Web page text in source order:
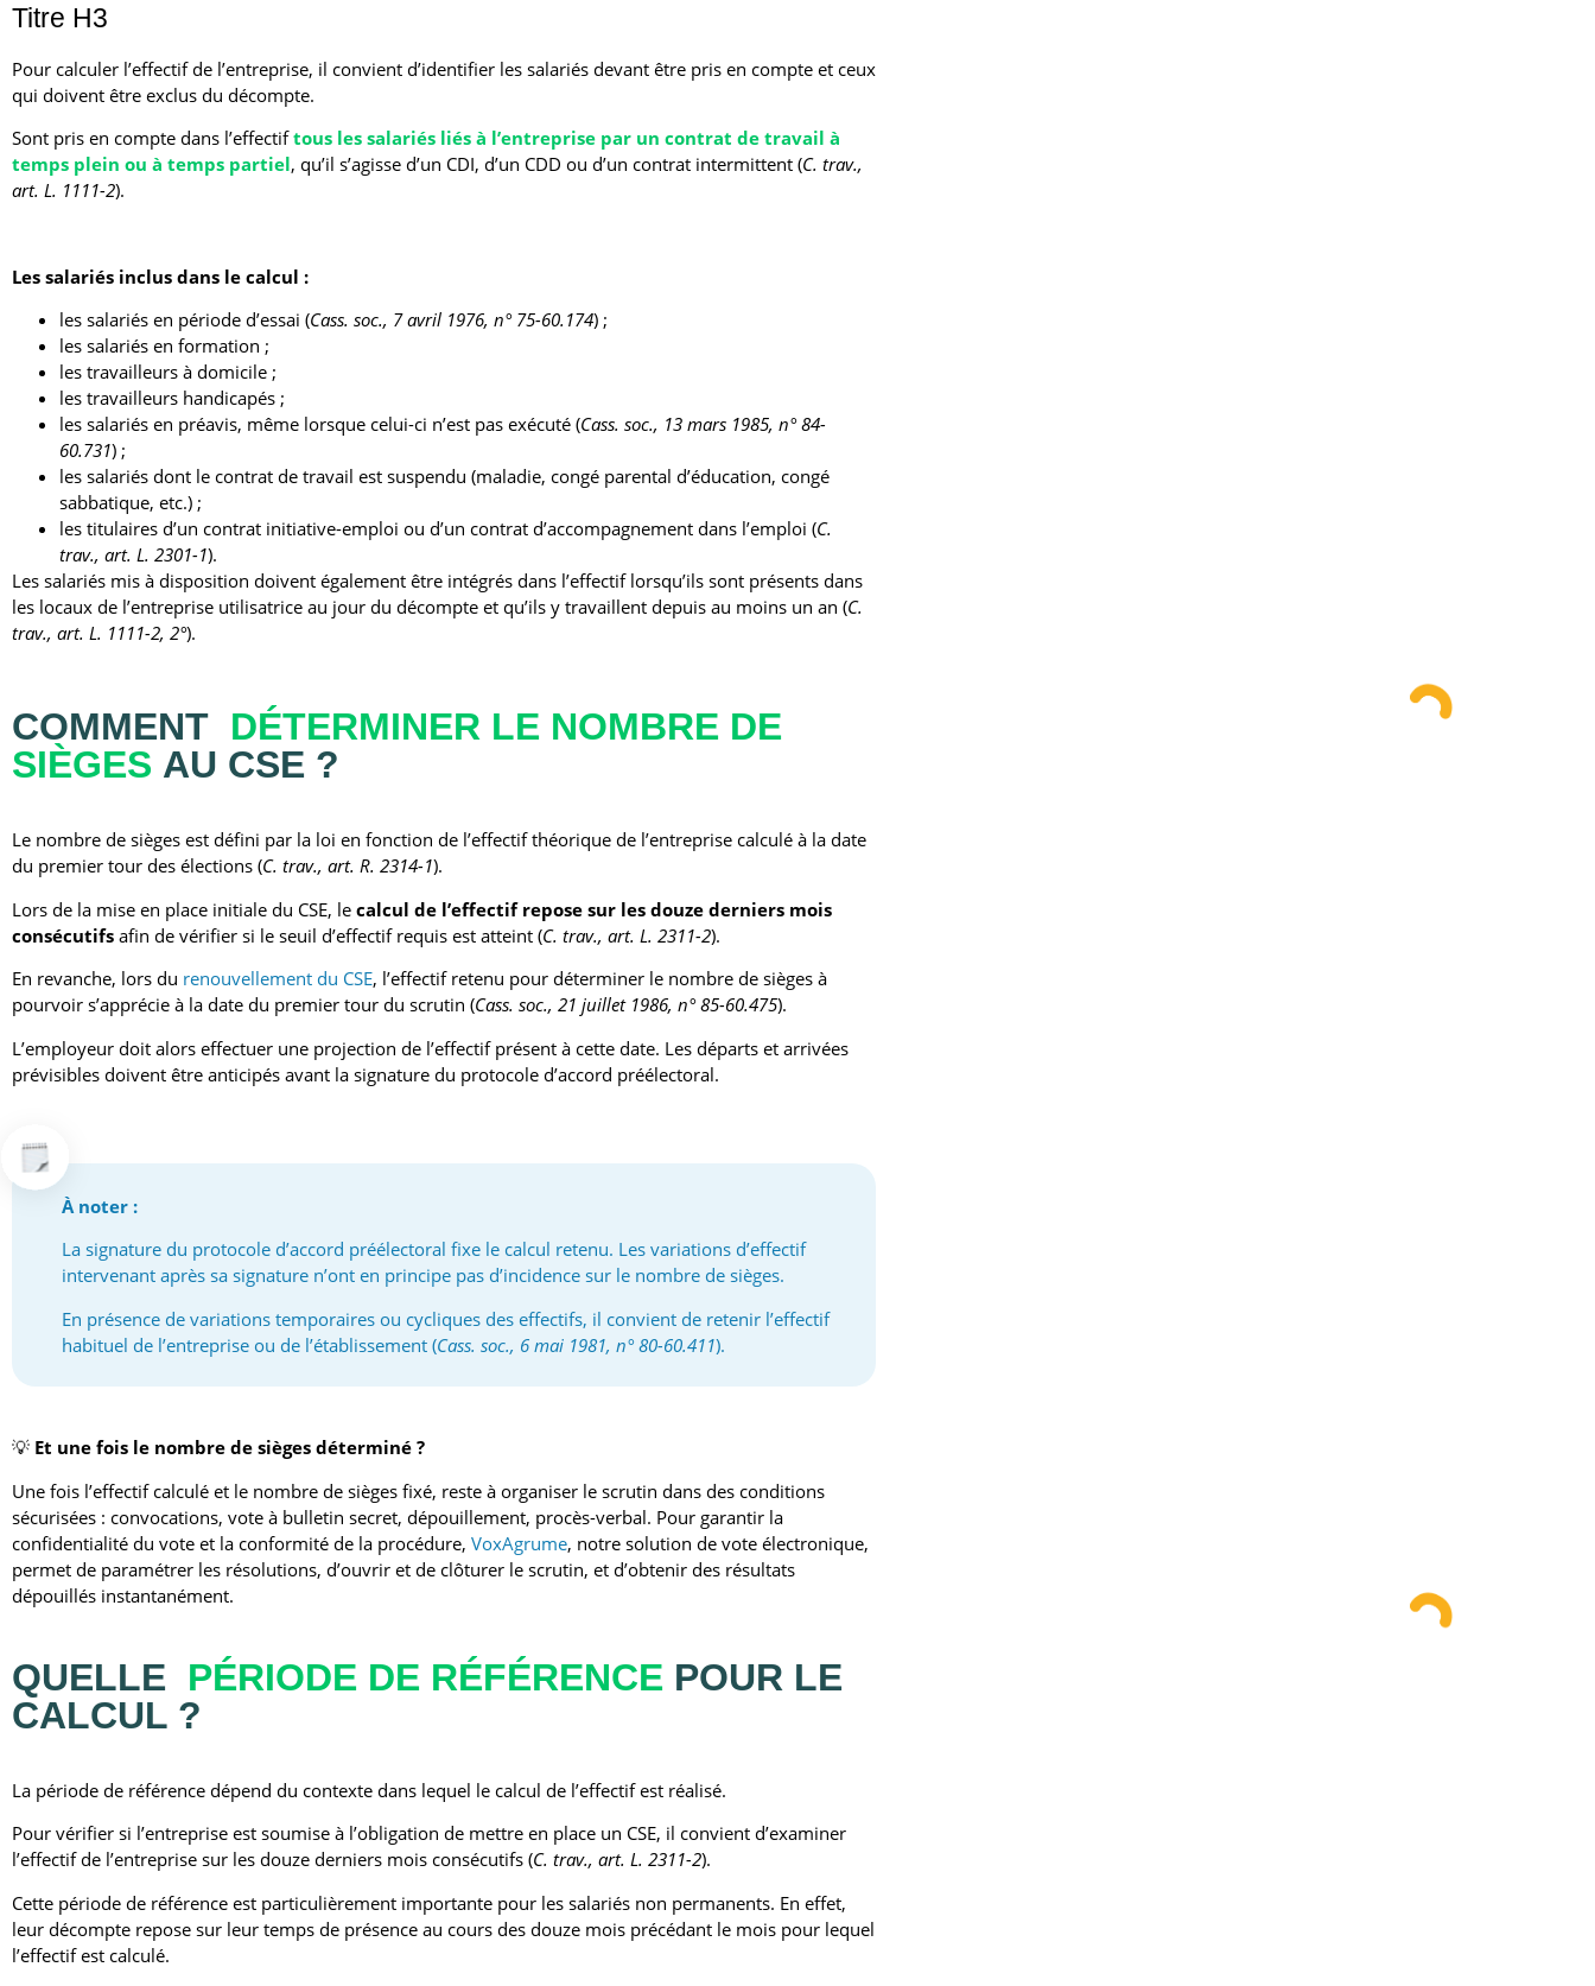
Titre H3
Pour calculer l’effectif de l’entreprise, il convient d’identifier les salariés devant être pris en compte et ceux
qui doivent être exclus du décompte.
Sont pris en compte dans l’effectiftous les salariés liés à l’entreprise par un contrat de travail à
temps plein ou à temps partiel, qu’il s’agisse d’un CDI, d’un CDD ou d’un contrat intermittent (C. trav.,
art. L. 1111-2).
Les salariés inclus dans le calcul :
les salariés en période d’essai (Cass. soc., 7 avril 1976, n° 75-60.174) ;
les salariés en formation ;
les travailleurs à domicile ;
les travailleurs handicapés ;
les salariés en préavis, même lorsque celui-ci n’est pas exécuté (Cass. soc., 13 mars 1985, n° 84-
60.731) ;
les salariés dont le contrat de travail est suspendu (maladie, congé parental d’éducation, congé
sabbatique, etc.) ;
les titulaires d’un contrat initiative-emploi ou d’un contrat d’accompagnement dans l’emploi (C.
trav., art. L. 2301-1).
Les salariés mis à disposition doivent également être intégrés dans l’effectif lorsqu’ils sont présents dans
les locaux de l’entreprise utilisatrice au jour du décompte et qu’ils y travaillent depuis au moins un an (C.
trav., art. L. 1111-2, 2°).
COMMENT DÉTERMINER LE NOMBRE DE
SIÈGES AU CSE ?
Le nombre de sièges est défini par la loi en fonction de l’effectif théorique de l’entreprise calculé à la date
du premier tour des élections (C. trav., art. R. 2314-1).
Lors de la mise en place initiale du CSE, le calcul de l’effectif repose sur les douze derniers mois
consécutifs afin de vérifier si le seuil d’effectif requis est atteint (C. trav., art. L. 2311-2).
En revanche, lors du renouvellement du CSE, l’effectif retenu pour déterminer le nombre de sièges à
pourvoir s’apprécie à la date du premier tour du scrutin (Cass. soc., 21 juillet 1986, n° 85-60.475).
L’employeur doit alors effectuer une projection de l’effectif présent à cette date. Les départs et arrivées
prévisibles doivent être anticipés avant la signature du protocole d’accord préélectoral.
À noter :
La signature du protocole d’accord préélectoral fixe le calcul retenu. Les variations d’effectif
intervenant après sa signature n’ont en principe pas d’incidence sur le nombre de sièges.
En présence de variations temporaires ou cycliques des effectifs, il convient de retenir l’effectif
habituel de l’entreprise ou de l’établissement (Cass. soc., 6 mai 1981, n° 80-60.411).
💡 Et une fois le nombre de sièges déterminé ?
Une fois l’effectif calculé et le nombre de sièges fixé, reste à organiser le scrutin dans des conditions
sécurisées : convocations, vote à bulletin secret, dépouillement, procès-verbal. Pour garantir la
confidentialité du vote et la conformité de la procédure, VoxAgrume, notre solution de vote électronique,
permet de paramétrer les résolutions, d’ouvrir et de clôturer le scrutin, et d’obtenir des résultats
dépouillés instantanément.
QUELLE PÉRIODE DE RÉFÉRENCE POUR LE
CALCUL ?
La période de référence dépend du contexte dans lequel le calcul de l’effectif est réalisé.
Pour vérifier si l’entreprise est soumise à l’obligation de mettre en place un CSE, il convient d’examiner
l’effectif de l’entreprise sur les douze derniers mois consécutifs (C. trav., art. L. 2311-2).
Cette période de référence est particulièrement importante pour les salariés non permanents. En effet,
leur décompte repose sur leur temps de présence au cours des douze mois précédant le mois pour lequel
l’effectif est calculé.